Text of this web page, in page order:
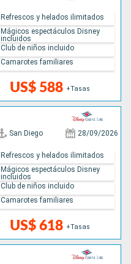
US$ 588 +Tasas
Refrescos y helados ilimitados
Mágicos espectáculos Disney
incluidos
Club de niños incluido
Camarotes familiares
San Diego 28/09/2026
US$ 618 +Tasas
Refrescos y helados ilimitados
Mágicos espectáculos Disney
incluidos
Club de niños incluido
Camarotes familiares